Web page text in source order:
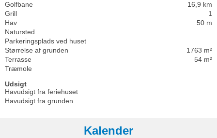
Golfbane
16,9 km
Grill
1
Hav
50 m
Natursted
Parkeringsplads ved huset
Størrelse af grunden
1763 m²
Terrasse
54 m²
Træmole
Udsigt
Havudsigt fra feriehuset
Havudsigt fra grunden
Kalender